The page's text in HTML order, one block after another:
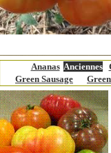
Ananas Anciennes
Green Sausage